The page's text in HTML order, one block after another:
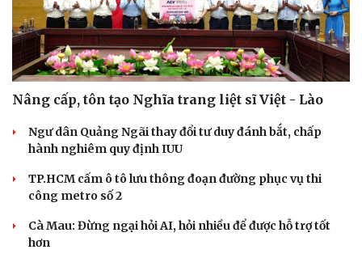
Nâng cấp, tôn tạo Nghĩa trang liệt sĩ Việt - Lào
Ngư dân Quảng Ngãi thay đổi tư duy đánh bắt, chấp
hành nghiêm quy định IUU
TP.HCM cấm ô tô lưu thông đoạn đường phục vụ thi
công metro số 2
Cà Mau: Đừng ngại hỏi AI, hỏi nhiều để được hỗ trợ tốt
hơn